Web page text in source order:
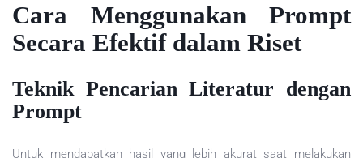
Cara Menggunakan Prompt
Secara Efektif dalam Riset
Teknik Pencarian Literatur dengan
Prompt
Untuk mendapatkan hasil yang lebih akurat saat melakukan